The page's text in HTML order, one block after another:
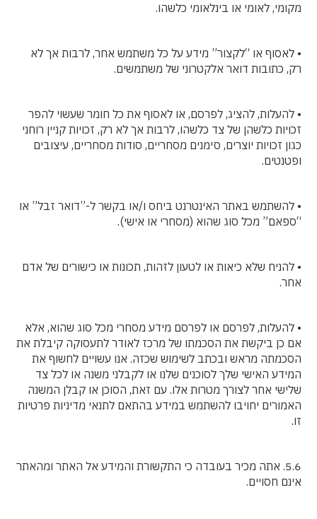
מקומי, לאומי או בינלאומי כלשהו.
• לאסוף או “לקצור” מידע על כל משתמש אחר, לרבות אך לא
רק, כתובות דואר אלקטרוני של משתמשים.
• להעלות, להציג, לפרסם, או לאסוף את כל חומר שעשוי להפר
זכויות כלשהן של צד כלשהו, לרבות אך לא רק, זכויות קניין רוחני
כגון זכויות יוצרים, סימנים מסחריים, סודות מסחריים, עיצובים
ופטנטים.
• להשתמש באתר האינטרנט ביחס ו/או בקשר ל-”דואר זבל” או
“ספאם” מכל סוג שהוא (מסחרי או אישי).
• להניח שלא כיאות או לטעון לזהות, תכונות או כישורים של אדם
אחר.
• להעלות, לפרסם או לפרסם מידע מסחרי מכל סוג שהוא, אלא
אם כן ביקשת את הסכמתו של מרכז לאודר לתעסוקה קיבלת את
הסכמתה מראש ובכתב לשימוש שכזה. אנו עשויים לחשוף את
המידע האישי שלך לסוכנים שלנו או לקבלני משנה או לכל צד
שלישי אחר לצורך מטרות אלו. עם זאת, הסוכן או קבלן המשנה
האמורים יחויבו להשתמש במידע בהתאם לתנאי מדיניות פרטיות
זו.
5.6. אתה מכיר בעובדה כי התקשורת והמידע אל האתר ומהאתר
אינם חסויים.